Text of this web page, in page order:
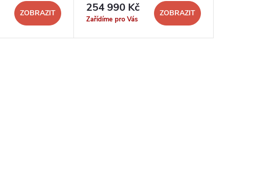
ZOBRAZIT 254 990 Kč
Zařídíme pro Vás
ZOBRAZIT